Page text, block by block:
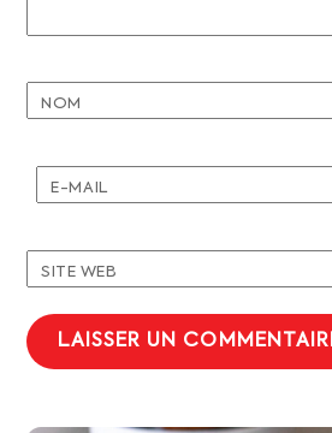
NOM
E-MAIL
SITE WEB